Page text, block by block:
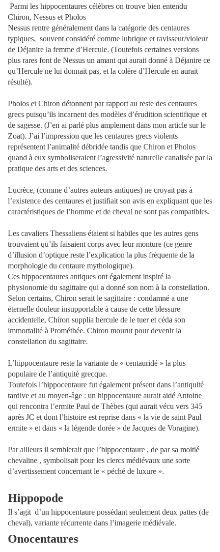
Parmi les hippocentaures célèbres on trouve bien entendu
Chiron, Nessus et Pholos
Nessus rentre généralement dans la catégorie des centaures
typiques, souvent considéré comme lubrique et ravisseur/violeur
de Déjanire la femme d’Hercule. (Toutefois certaines versions
plus rares font de Nessus un amant qui aurait donné à Déjanire ce
qu’Hercule ne lui donnait pas, et la colère d’Hercule en aurait
résulté).
Pholos et Chiron détonnent par rapport au reste des centaures
grecs puisqu’ils incarnent des modèles d’érudition scientifique et
de sagesse. (J’en ai parlé plus amplement dans mon article sur le
Zoat). J’ai l’impression que les centaures grecs violents
représentent l’animalité débridée tandis que Chiron et Pholos
quand à eux symboliseraient l’agressivité naturelle canalisée par la
pratique des arts et des sciences.
Lucrèce, (comme d’autres auteurs antiques) ne croyait pas à
l’existence des centaures et justifiait son avis en expliquant que les
caractéristiques de l’homme et de cheval ne sont pas compatibles.
Les cavaliers Thessaliens étaient si habiles que les autres gens
trouvaient qu’ils faisaient corps avec leur monture (ce genre
d’illusion d’optique reste l’explication la plus fréquente de la
morphologie du centaure mythologique).
Ces hippocentaures antiques ont également inspiré la
physionomie du sagittaire qui a donné son nom à la constellation.
Selon certains, Chiron serait le sagittaire : condamné a une
éternelle douleur insupportable à cause de cette blessure
accidentelle, Chiron supplia hercule de le tuer et céda son
immortalité à Prométhée. Chiron mourut pour devenir la
constellation du sagittaire.
L’hippocentaure reste la variante de « centauridé » la plus
populaire de l’antiquité grecque.
Toutefois l’hippocentaure fut également présent dans l’antiquité
tardive et au moyen-âge : un hippocentaure aurait aidé Antoine
qui rencontra l’ermite Paul de Thèbes (qui aurait vécu vers 345
après JC et dont l’histoire est reprise dans « la vie de saint Paul
ermite » et dans « la légende dorée » de Jacques de Voragine).
Par ailleurs il semblerait que l’hippocentaure , de par sa moitié
chevaline , symbolisait pour les clercs médiévaux une sorte
d’avertissement concernant le « péché de luxure ».
Hippopode
Il s’agit d’un hippocentaure possédant seulement deux pattes (de
cheval), variante récurrente dans l’imagerie médiévale.
Onocentaures